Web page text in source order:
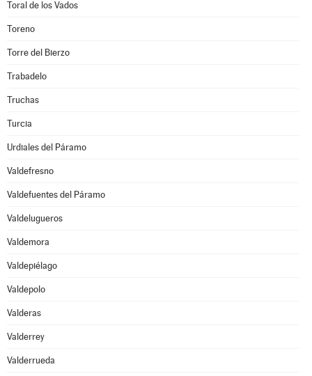
Toral de los Vados
Toreno
Torre del Bierzo
Trabadelo
Truchas
Turcia
Urdiales del Páramo
Valdefresno
Valdefuentes del Páramo
Valdelugueros
Valdemora
Valdepiélago
Valdepolo
Valderas
Valderrey
Valderrueda